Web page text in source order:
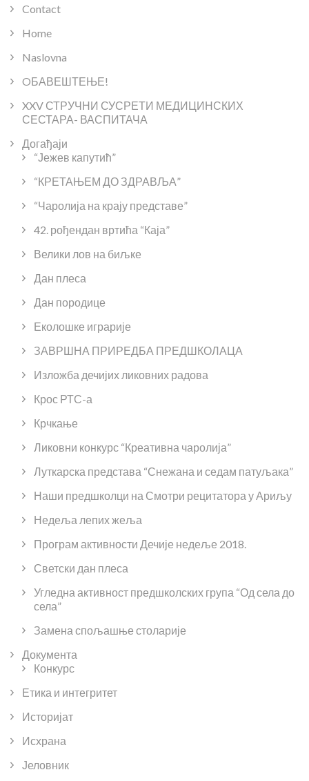
Contact
Home
Naslovna
OБАВЕШТЕЊЕ!
XXV СТРУЧНИ СУСРЕТИ МЕДИЦИНСКИХ
СЕСТАРА- ВАСПИТАЧА
Догађаји
“Јежев капутић”
“КРЕТАЊЕМ ДО ЗДРАВЉА”
“Чаролија на крају представе”
42. рођендан вртића “Каја”
Велики лов на биљке
Дан плеса
Дан породице
Еколошке играрије
ЗАВРШНА ПРИРЕДБА ПРЕДШКОЛАЦА
Изложба дечијих ликовних радова
Крос РТС-а
Крчкање
Ликовни конкурс “Креативна чаролија”
Луткарска представа “Снежана и седам патуљака”
Наши предшколци на Смотри рецитатора у Ариљу
Недеља лепих жеља
Програм активности Дечије недеље 2018.
Светски дан плеса
Угледна активност предшколских група “Од села до
села”
Замена спољашње столарије
Документа
Конкурс
Етика и интегритет
Историјат
Исхрана
Јеловник